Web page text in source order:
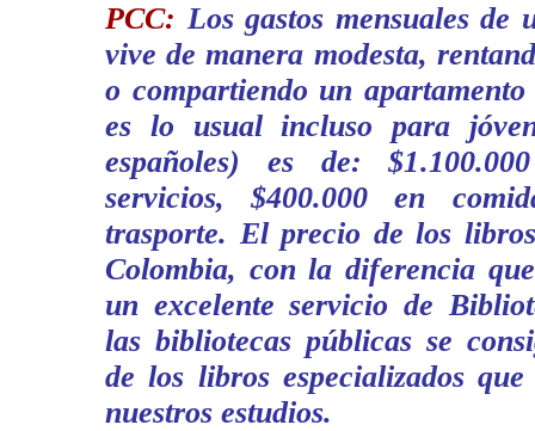
PCC: Los gastos mensuales de
vive de manera modesta,
o compartiendo un
es lo usual incluso para
españoles) es de:
servicios, $400.000 en
trasporte. El precio de los
Colombia, con la diferencia
un excelente servicio de
las bibliotecas públicas se
de los libros especializados
nuestros estudios.